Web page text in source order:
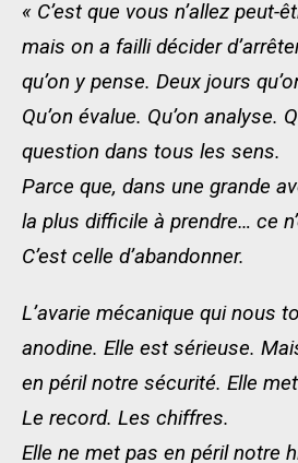
« C’est que vous n’allez peut-
mais on a failli décider
qu’on y pense. Deux jours
Qu’on évalue. Qu’on analyse.
question dans tous les sens.
Parce que, dans une grande
la plus difficile à prendre… ce
C’est celle d’abandonner.
L’avarie mécanique qui nous
anodine. Elle est sérieuse.
en péril notre sécurité. Elle
Le record. Les chiffres.
Elle ne met pas en péril notre